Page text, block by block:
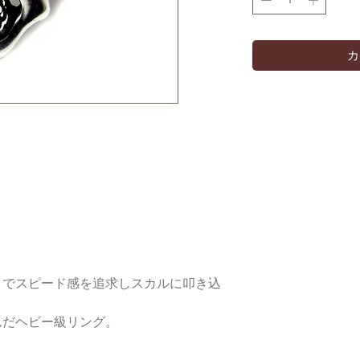
スピード感を追求しスカルに叩き込
ヘビー級リング。